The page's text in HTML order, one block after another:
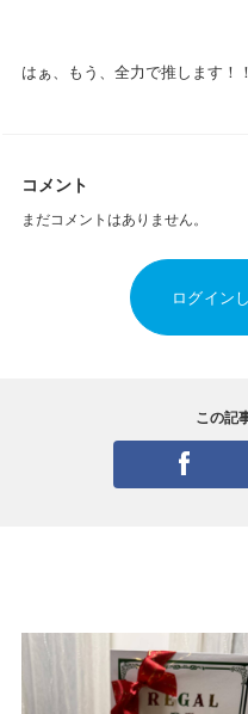
はぁ、もう、全力で推します！
コメント
まだコメントはありません。
ログイン
この記